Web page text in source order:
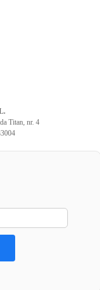
Titan, nr. 4